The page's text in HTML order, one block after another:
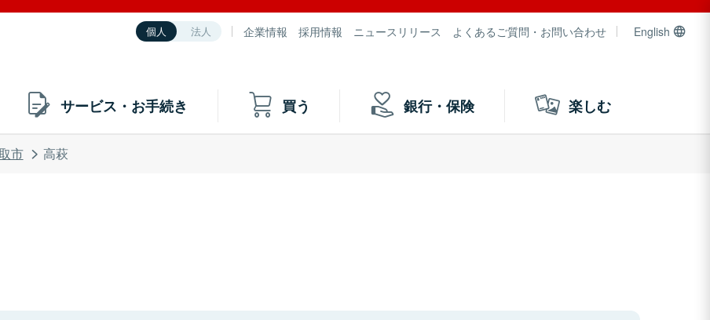
個人 法人 企業情報 採用情報 ニュースリリース よくあるご質問・お問い合わせ English
サービス・お手続き 買う 銀行・保険 楽しむ
市 高萩